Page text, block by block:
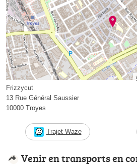
Frizzycut
13 Rue Général Saussier
10000 Troyes
Trajet Waze
Venir en transports en